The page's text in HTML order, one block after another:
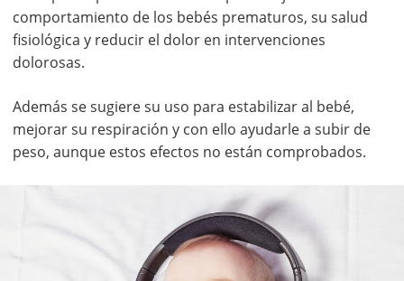
comportamiento de los bebés prematuros, su salud
fisiológica y reducir el dolor en intervenciones
dolorosas.
Además se sugiere su uso para estabilizar al bebé,
mejorar su respiración y con ello ayudarle a subir de
peso, aunque estos efectos no están comprobados.